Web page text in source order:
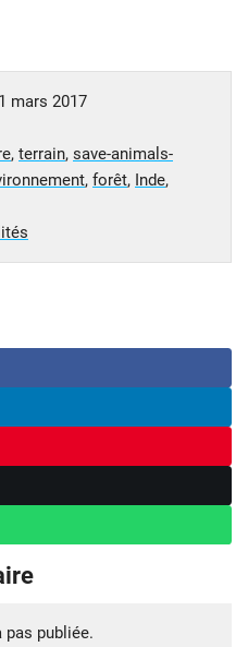
mars 2017
, terrain, save-animals-
, forêt, Inde,
pas publiée.